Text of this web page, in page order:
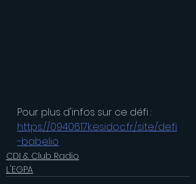
Pour plus d'infos sur ce défi :
https://0940617k.esidoc.fr/site/defi
-babelio
CDI & Club Radio
L'EGPA